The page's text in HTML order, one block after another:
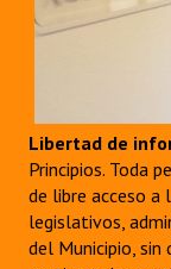
Banca del Vecino
Antiguos
Bariloche,
Libertad de
Principios. Toda
de libre acceso
legislativos,
del Municipio, sin